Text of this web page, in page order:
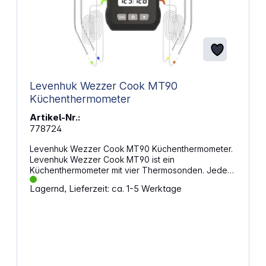
Levenhuk Wezzer Cook MT90
Küchenthermometer
Artikel-Nr.:
778724
Levenhuk Wezzer Cook MT90 Küchenthermometer.
Levenhuk Wezzer Cook MT90 ist ein
Küchenthermometer mit vier Thermosonden. Jede
Thermosonde ist mit einem 1 m langen, flexiblen
Kabel ausgestattet. Das Gerät misst gleichzeitig die
Lagernd, Lieferzeit: ca. 1-5 Werktage